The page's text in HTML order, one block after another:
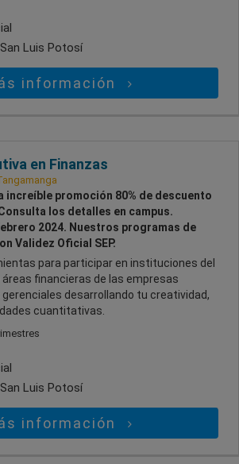
San Luis Potosí
información
en Finanzas
increíble promoción 80% de descuento
los detalles en campus.
2024. Nuestros programas de
Validez Oficial SEP.
para participar en instituciones del
financieras de las empresas
desarrollando tu creatividad,
cuantitativas.
San Luis Potosí
información